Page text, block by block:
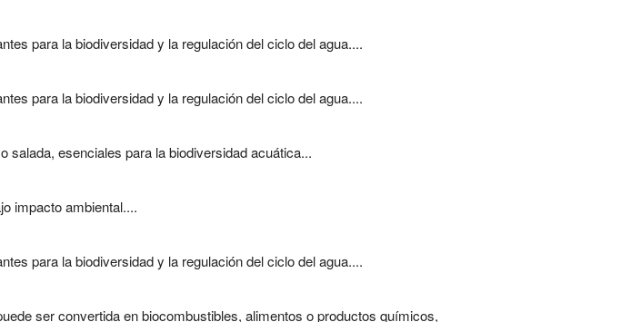
para la biodiversidad y la regulación del ciclo del agua....
para la biodiversidad y la regulación del ciclo del agua....
salada, esenciales para la biodiversidad acuática...
impacto ambiental....
para la biodiversidad y la regulación del ciclo del agua....
ser convertida en biocombustibles, alimentos o productos químicos,